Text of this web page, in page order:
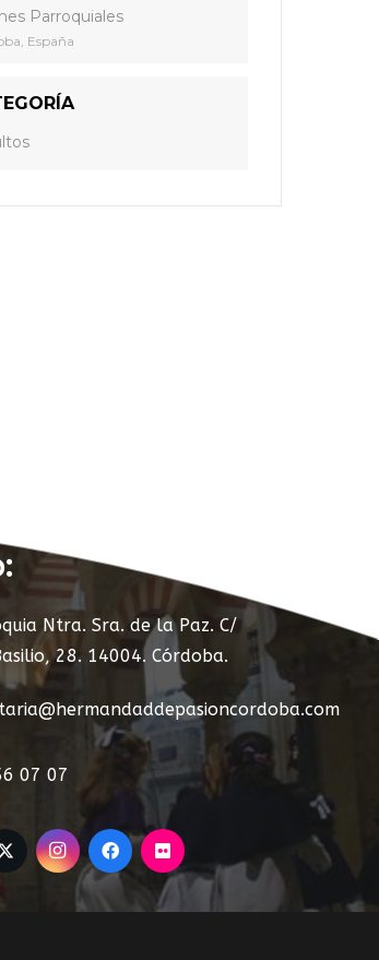
Parroquiales
España
Ntra. Sra. de la Paz. C/
28. 14004. Córdoba.
07 07